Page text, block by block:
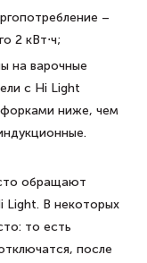
–
2 кВт⋅ч;
на варочные
с Hi Light
ниже, чем
обращают
Light. В некоторых
то есть
после